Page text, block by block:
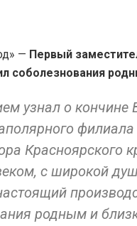
— Первый
соболезнования
узнал о кончине
Красноярского
с широкой
родным и